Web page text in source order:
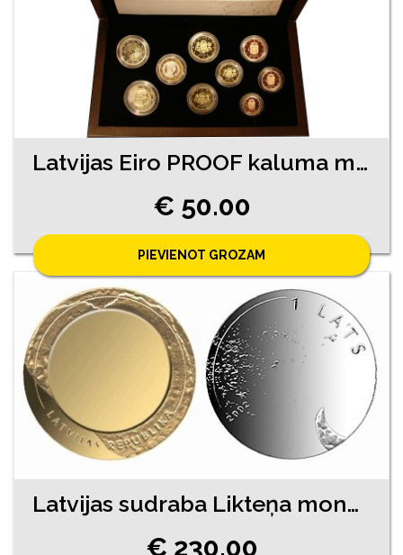
Latvijas Eiro PROOF kaluma monētu komplekts 2015. g
€ 50.00
PIEVIENOT GROZAM
Latvijas sudraba Likteņa monēta
€ 230.00